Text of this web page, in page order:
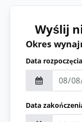
Wyślij
Okres
Data
Data